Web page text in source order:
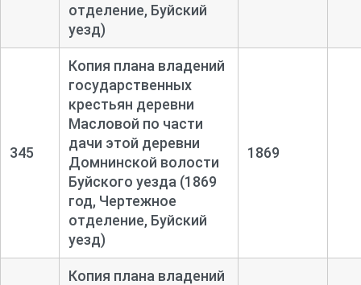
отделение, Буйский
уезд)
345
Копия плана владений
государственных
крестьян деревни
Масловой по части
дачи этой деревни
Домнинской волости
Буйского уезда (1869
год, Чертежное
отделение, Буйский
уезд)
1869
Копия плана владений